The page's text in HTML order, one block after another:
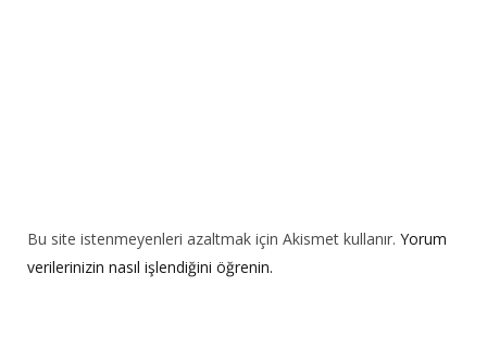
Bu site istenmeyenleri azaltmak için Akismet kullanır. Yorum
verilerinizin nasıl işlendiğini öğrenin.